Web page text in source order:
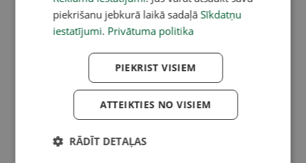
piekrišanu jebkurā laikā sadaļā Sīkdatņu
iestatījumi. Privātuma politika
PIEKRIST VISIEM
ATTEIKTIES NO VISIEM
RĀDĪT DETAĻAS